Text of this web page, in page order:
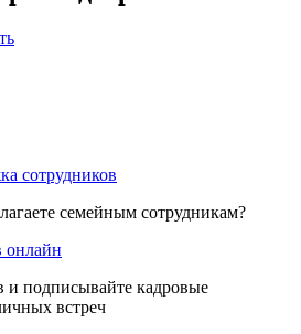
сотрудников
семейным сотрудникам?
онлайн
и подписывайте кадровые
встреч